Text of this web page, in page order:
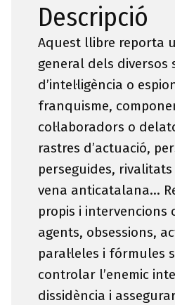
Descripció
Aquest llibre reporta
general dels diversos
d’intel·ligència o
franquisme,
col·laboradors o
rastres d’actuació,
perseguides,
vena anticatalana…
propis i intervencions
agents, obsessions,
paral·leles i fórmules
controlar l’enemic
dissidència i